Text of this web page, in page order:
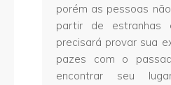
porém as pessoas
partir de estranhas
precisará provar sua
pazes com o
encontrar seu